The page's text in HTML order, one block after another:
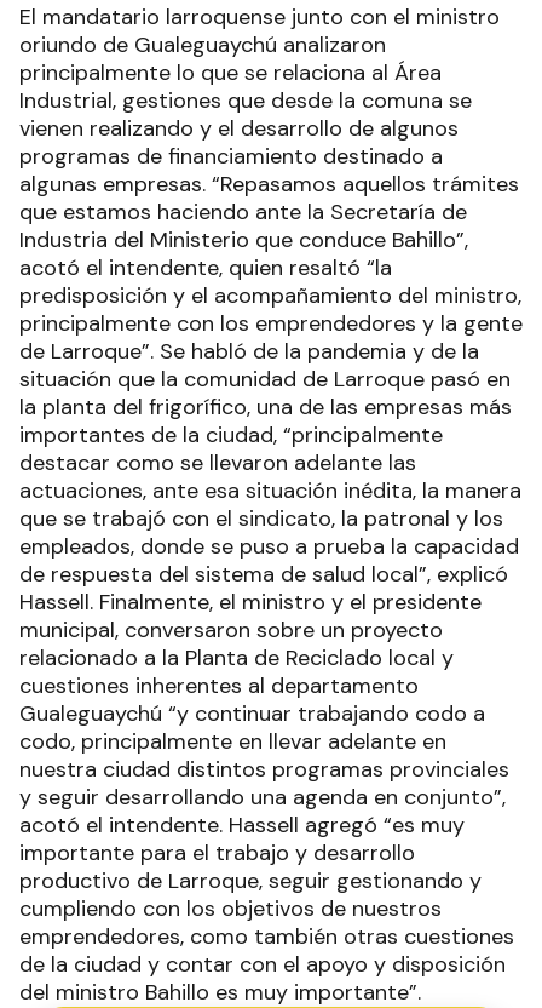
El mandatario larroquense junto con el ministro
oriundo de Gualeguaychú analizaron
principalmente lo que se relaciona al Área
Industrial, gestiones que desde la comuna se
vienen realizando y el desarrollo de algunos
programas de financiamiento destinado a
algunas empresas. “Repasamos aquellos trámites
que estamos haciendo ante la Secretaría de
Industria del Ministerio que conduce Bahillo”,
acotó el intendente, quien resaltó “la
predisposición y el acompañamiento del ministro,
principalmente con los emprendedores y la gente
de Larroque”. Se habló de la pandemia y de la
situación que la comunidad de Larroque pasó en
la planta del frigorífico, una de las empresas más
importantes de la ciudad, “principalmente
destacar como se llevaron adelante las
actuaciones, ante esa situación inédita, la manera
que se trabajó con el sindicato, la patronal y los
empleados, donde se puso a prueba la capacidad
de respuesta del sistema de salud local”, explicó
Hassell. Finalmente, el ministro y el presidente
municipal, conversaron sobre un proyecto
relacionado a la Planta de Reciclado local y
cuestiones inherentes al departamento
Gualeguaychú “y continuar trabajando codo a
codo, principalmente en llevar adelante en
nuestra ciudad distintos programas provinciales
y seguir desarrollando una agenda en conjunto”,
acotó el intendente. Hassell agregó “es muy
importante para el trabajo y desarrollo
productivo de Larroque, seguir gestionando y
cumpliendo con los objetivos de nuestros
emprendedores, como también otras cuestiones
de la ciudad y contar con el apoyo y disposición
del ministro Bahillo es muy importante”.